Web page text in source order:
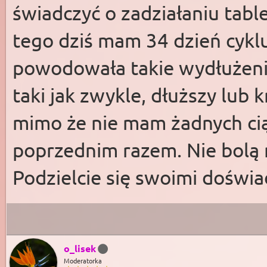
świadczyć o zadziałaniu
tego dziś mam 34 dzień
powodowała takie
taki jak zwykle, dłuższy lub
mimo że nie mam żadnych
poprzednim razem. Nie bolą
Podzielcie się swoimi
o_lisek
Moderatorka